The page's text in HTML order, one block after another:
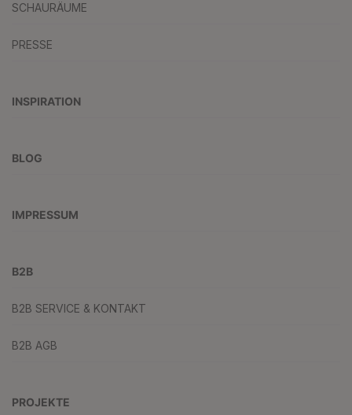
SCHAURÄUME
PRESSE
INSPIRATION
BLOG
IMPRESSUM
B2B
B2B SERVICE & KONTAKT
B2B AGB
PROJEKTE